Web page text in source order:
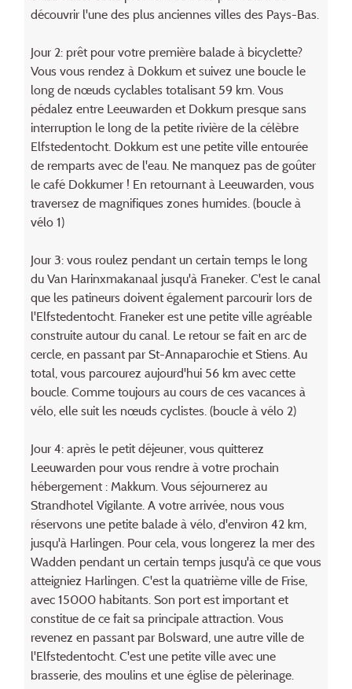
découvrir l'une des plus anciennes villes des Pays-Bas.
Jour 2: prêt pour votre première balade à bicyclette?
Vous vous rendez à Dokkum et suivez une boucle le
long de nœuds cyclables totalisant 59 km. Vous
pédalez entre Leeuwarden et Dokkum presque sans
interruption le long de la petite rivière de la célèbre
Elfstedentocht. Dokkum est une petite ville entourée
de remparts avec de l'eau. Ne manquez pas de goûter
le café Dokkumer ! En retournant à Leeuwarden, vous
traversez de magnifiques zones humides. (boucle à
vélo 1)
Jour 3: vous roulez pendant un certain temps le long
du Van Harinxmakanaal jusqu'à Franeker. C'est le canal
que les patineurs doivent également parcourir lors de
l'Elfstedentocht. Franeker est une petite ville agréable
construite autour du canal. Le retour se fait en arc de
cercle, en passant par St-Annaparochie et Stiens. Au
total, vous parcourez aujourd'hui 56 km avec cette
boucle. Comme toujours au cours de ces vacances à
vélo, elle suit les nœuds cyclistes. (boucle à vélo 2)
Jour 4: après le petit déjeuner, vous quitterez
Leeuwarden pour vous rendre à votre prochain
hébergement : Makkum. Vous séjournerez au
Strandhotel Vigilante. A votre arrivée, nous vous
réservons une petite balade à vélo, d'environ 42 km,
jusqu'à Harlingen. Pour cela, vous longerez la mer des
Wadden pendant un certain temps jusqu'à ce que vous
atteigniez Harlingen. C'est la quatrième ville de Frise,
avec 15000 habitants. Son port est important et
constitue de ce fait sa principale attraction. Vous
revenez en passant par Bolsward, une autre ville de
l'Elfstedentocht. C'est une petite ville avec une
brasserie, des moulins et une église de pèlerinage.